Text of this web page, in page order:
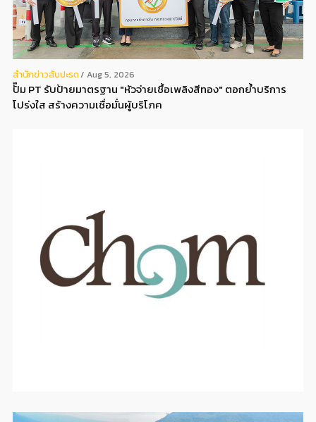
สํานักข่าวสับปะรด Aug 5, 2026
ปั๊ม PT รับป้ายมาตรฐาน "หัวจ่ายเชื้อเพลิงสีทอง" ตอกย้ำบริการ
โปร่งใส สร้างความเชื่อมั่นผู้บริโภค